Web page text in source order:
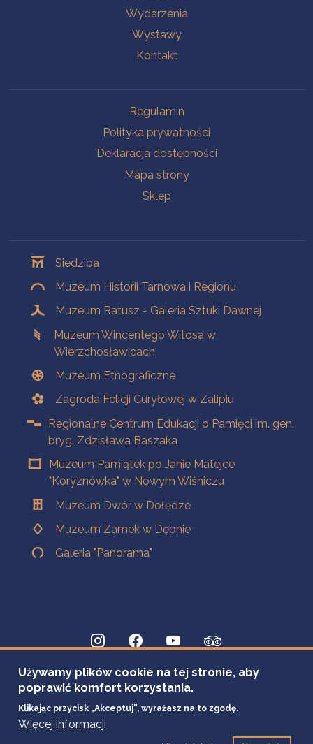
Wydarzenia
Wystawy
Kontakt
Regulamin
Polityka prywatności
Deklaracja dostępności
Mapa strony
Sklep
Siedziba
Muzeum Historii Tarnowa i Regionu
Muzeum Ratusz - Galeria Sztuki Dawnej
Muzeum Wincentego Witosa w
Wierzchosławicach
Muzeum Etnograficzne
Zagroda Felicji Curyłowej w Zalipiu
Regionalne Centrum Edukacji o Pamięci im. gen.
bryg. Zdzisława Baszaka
Muzeum Pamiątek po Janie Matejce
"Koryznówka" w Nowym Wiśniczu
Muzeum Dwór w Dołędze
Muzeum Zamek w Dębnie
Galeria "Panorama"
Używamy plików cookie na tej stronie, aby
poprawić komfort korzystania.
Klikając przycisk „Akceptuj”, wyrażasz na to zgodę.
Więcej informacji